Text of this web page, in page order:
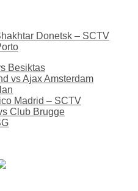
Donetsk – SCTV
Besiktas
vs Ajax Amsterdam
Madrid – SCTV
Club Brugge